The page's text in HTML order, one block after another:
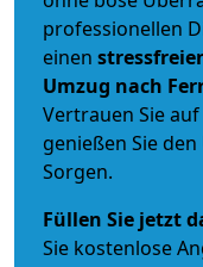
professionellen
einen
Umzug nach
Vertrauen Sie
genießen Sie
Sorgen.
Füllen Sie jetzt
Sie kostenlose